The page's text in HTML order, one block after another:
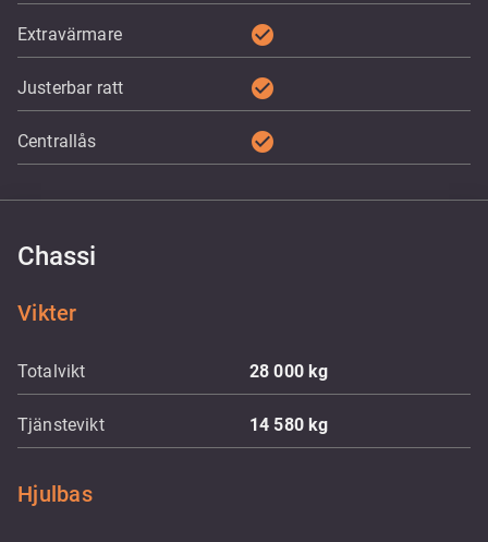
Extravärmare check_circle
Justerbar ratt check_circle
Centrallås check_circle
Chassi
Vikter
Totalvikt 28 000kg
Tjänstevikt 14 580kg
Hjulbas